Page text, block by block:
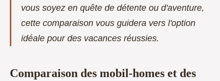
vous soyez en quête de détente ou d'aventure,
cette comparaison vous guidera vers l'option
idéale pour des vacances réussies.
Comparaison des mobil-homes et des